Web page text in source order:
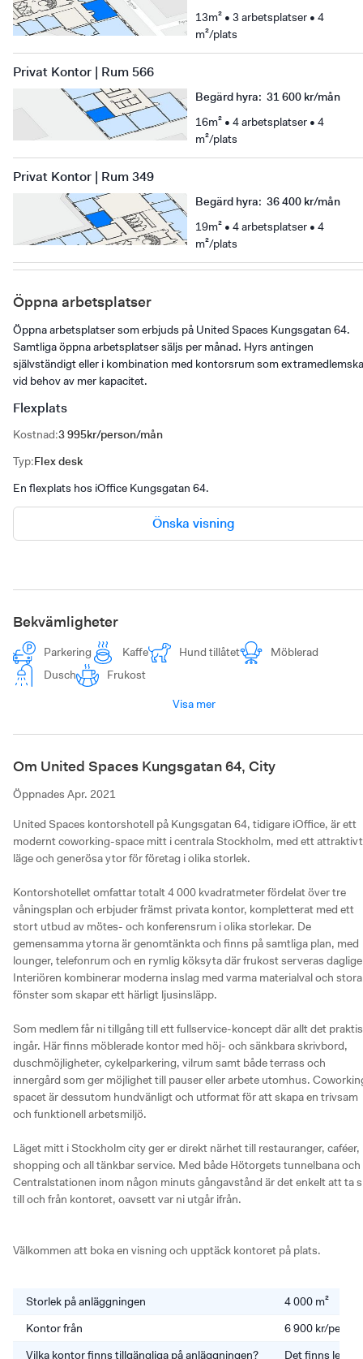
13m² • 3 arbetsplatser • 4
m²/plats
Privat Kontor | Rum 566
Begärd hyra: 31 600 kr/mån
16m² • 4 arbetsplatser • 4
m²/plats
Privat Kontor | Rum 349
Begärd hyra: 36 400 kr/mån
19m² • 4 arbetsplatser • 4
m²/plats
Öppna arbetsplatser
Öppna arbetsplatser som erbjuds på United Spaces Kungsgatan 64.
Samtliga öppna arbetsplatser säljs per månad. Hyrs antingen
självständigt eller i kombination med kontorsrum som
vid behov av mer kapacitet.
Flexplats
Kostnad:3 995kr/person/mån
Typ:Flex desk
En flexplats hos iOffice Kungsgatan 64.
Önska visning
Bekvämligheter
Parkering Kaffe Hund tillåtet
Möblerad
Dusch
Frukost
Visa mer
Om United Spaces Kungsgatan 64, City
Öppnades Apr. 2021
United Spaces kontorshotell på Kungsgatan 64, tidigare iOffice, är ett
modernt coworking-space mitt i centrala Stockholm, med ett attraktivt
läge och generösa ytor för företag i olika storlek.
Kontorshotellet omfattar totalt 4 000 kvadratmeter fördelat över tre
våningsplan och erbjuder främst privata kontor, kompletterat med ett
stort utbud av mötes- och konferensrum i olika storlekar. De
gemensamma ytorna är genomtänkta och finns på samtliga plan, med
lounger, telefonrum och en rymlig köksyta där frukost serveras
Interiören kombinerar moderna inslag med varma materialval och stora
fönster som skapar ett härligt ljusinsläpp.
Som medlem får ni tillgång till ett fullservice-koncept där allt det
ingår. Här finns möblerade kontor med höj- och sänkbara skrivbord,
duschmöjligheter, cykelparkering, vilrum samt både terrass och
innergård som ger möjlighet till pauser eller arbete utomhus.
spacet är dessutom hundvänligt och utformat för att skapa en trivsam
och funktionell arbetsmiljö.
Läget mitt i Stockholm city ger er direkt närhet till restauranger, caféer,
shopping och all tänkbar service. Med både Hötorgets tunnelbana och
Centralstationen inom någon minuts gångavstånd är det enkelt att ta
till och från kontoret, oavsett var ni utgår ifrån.
Välkommen att boka en visning och upptäck kontoret på plats.
Storlek på anläggningen
4 000 m²
Kontor från
6 900 kr/
Vilka kontor finns tillgängliga på anläggningen?
Det finns